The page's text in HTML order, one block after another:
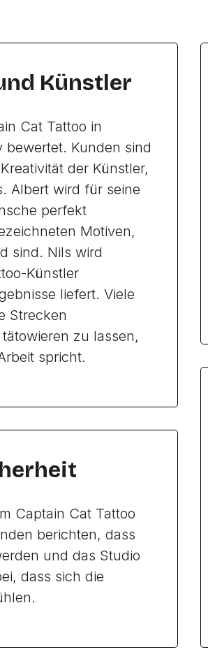
Künstler
Cat Tattoo in
Kunden sind
der Künstler,
Albert wird für seine
perfekt
Motiven,
sind. Nils wird
Künstler
liefert. Viele
Strecken
zu lassen,
spricht.
Captain Cat Tattoo
berichten, dass
und das Studio
dass sich die